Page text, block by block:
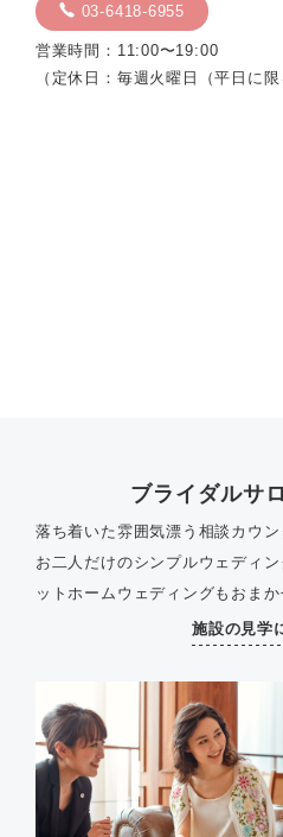
03-6418-6955
営業時間：11:00〜19:00
（定休日：毎週火曜日（平日に
ブライダルサ
落ち着いた雰囲気漂う相談カウ
お二人だけのシンプルウェディ
ットホームウェディングもおまか
施設の見学